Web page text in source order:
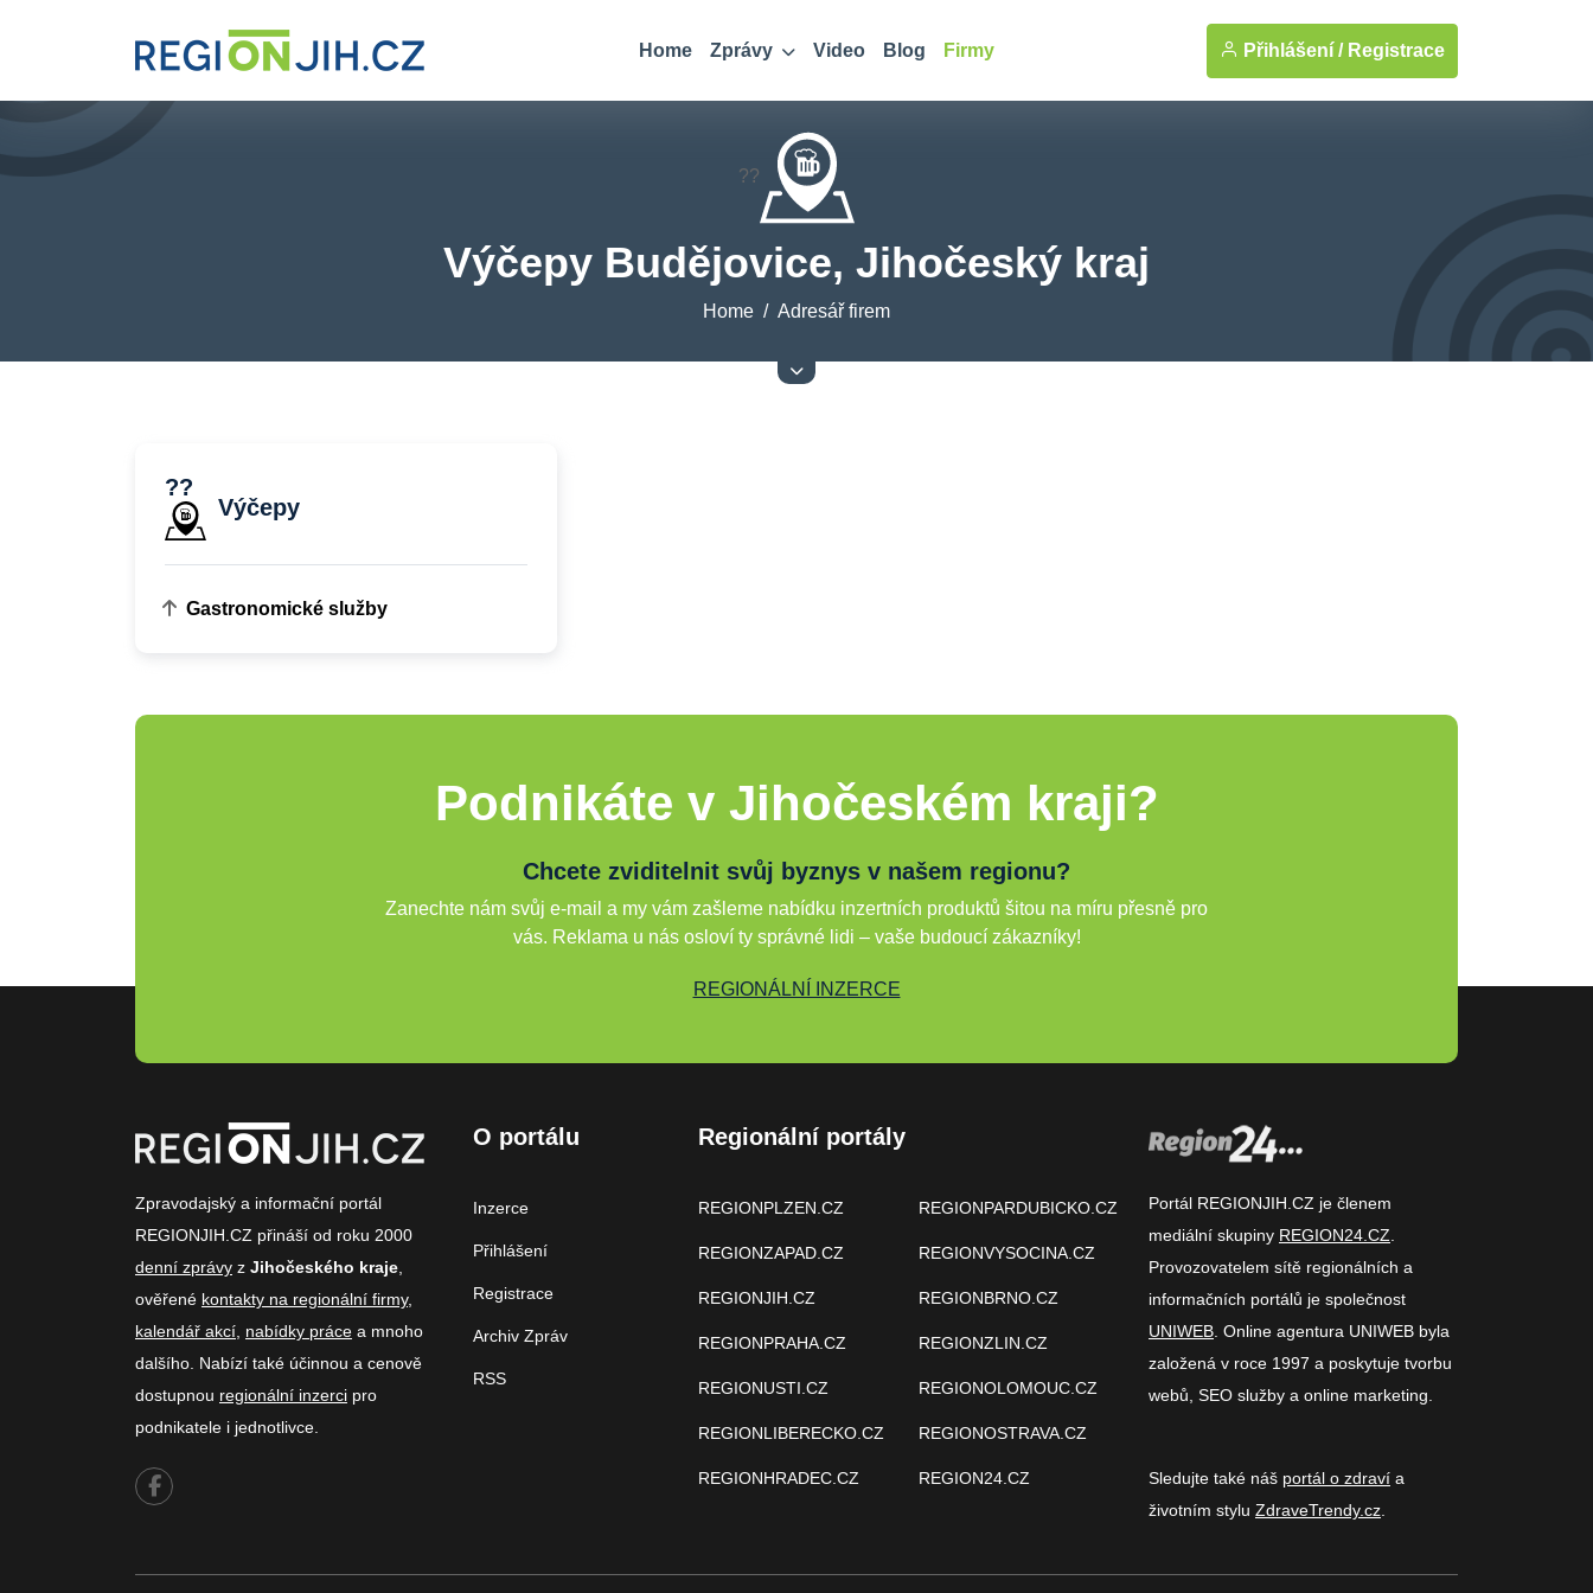
Home Zprávy Video Blog Firmy Přihlášení / Registrace
??
Výčepy Budějovice, Jihočeský kraj
Home Adresář firem
??
Výčepy
Gastronomické služby
Podnikáte v Jihočeském kraji?
Chcete zviditelnit svůj byznys v našem regionu?
Zanechte nám svůj e-mail a my vám zašleme nabídku inzertních produktů šitou na míru přesně pro
vás. Reklama u nás osloví ty správné lidi – vaše budoucí zákazníky!
REGIONÁLNÍ INZERCE
Zpravodajský a informační portál
REGIONJIH.CZ přináší od roku 2000
denní zprávy z Jihočeského kraje,
ověřené kontakty na regionální firmy,
kalendář akcí, nabídky práce a mnoho
dalšího. Nabízí také účinnou a cenově
dostupnou regionální inzerci pro
podnikatele i jednotlivce.
O portálu
Inzerce
Přihlášení
Registrace
Archiv Zpráv
RSS
Regionální portály
REGIONPLZEN.CZ
REGIONZAPAD.CZ
REGIONJIH.CZ
REGIONPRAHA.CZ
REGIONUSTI.CZ
REGIONLIBERECKO.CZ
REGIONHRADEC.CZ
REGIONPARDUBICKO.CZ
REGIONVYSOCINA.CZ
REGIONBRNO.CZ
REGIONZLIN.CZ
REGIONOLOMOUC.CZ
REGIONOSTRAVA.CZ
REGION24.CZ
Portál REGIONJIH.CZ je členem
mediální skupiny REGION24.CZ.
Provozovatelem sítě regionálních a
informačních portálů je společnost
UNIWEB. Online agentura UNIWEB byla
založená v roce 1997 a poskytuje tvorbu
webů, SEO služby a online marketing.
Sledujte také náš portál o zdraví a
životním stylu ZdraveTrendy.cz.